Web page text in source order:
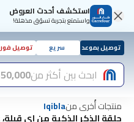
استكشف أحدث العروض
واستمتع بتجربة تسوّق مذهلة!
توصيل بموعد سريع توصيل
ابحث بين أكثر من50,000+
منتجات أُخرى منIqibla